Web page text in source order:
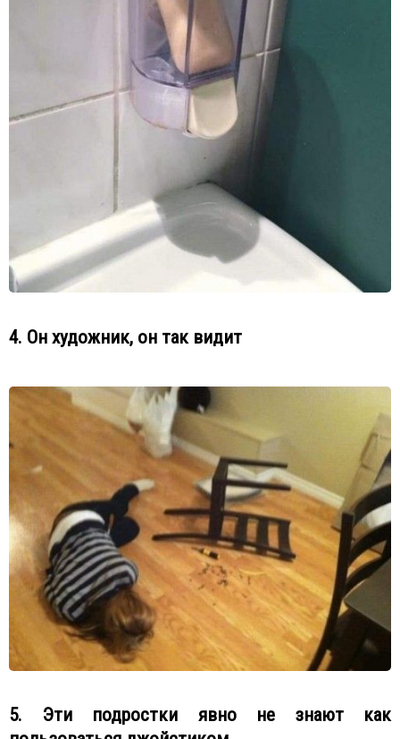
4. Он художник, он так видит
5. Эти подростки явно не знают как